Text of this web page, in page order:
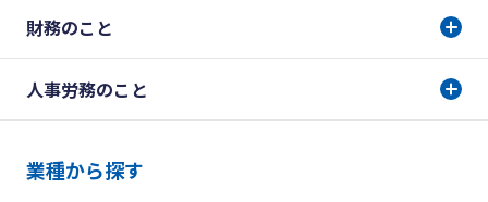
財務のこと
人事労務のこと
業種から探す